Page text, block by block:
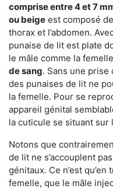
comprise entre 4 et 7
ou beige est composé
thorax et l’abdomen.
punaise de lit est plate
le mâle comme la
de sang. Sans une
des punaises de lit ne
la femelle. Pour se
appareil génital
la cuticule se situant sur
Notons que
de lit ne s’accouplent
génitaux. Ce n’est
femelle, que le mâle